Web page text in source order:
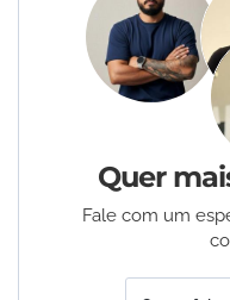
Quer
Fale com um